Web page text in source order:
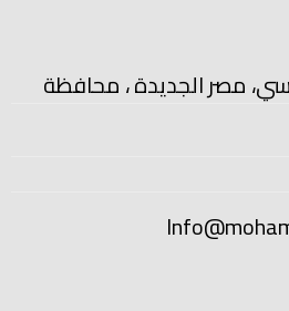
مصر الجديدة ، محافظة